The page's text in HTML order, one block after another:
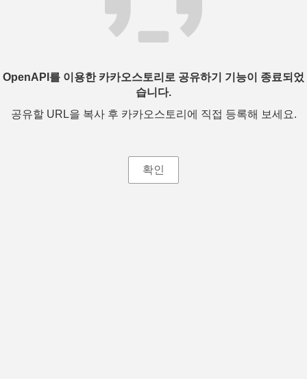
OpenAPI를 이용한 카카오스토리로 공유하기 기능이 종료되었
습니다.
공유할 URL을 복사 후 카카오스토리에 직접 등록해 보세요.
확인